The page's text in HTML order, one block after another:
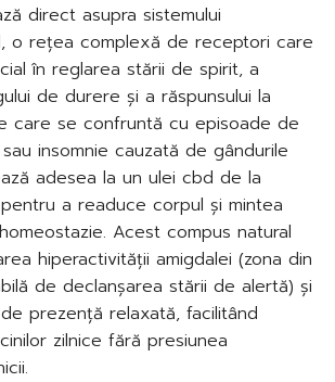
direct asupra sistemului
o rețea complexă de receptori care
în reglarea stării de spirit, a
de durere și a răspunsului la
care se confruntă cu episoade de
insomnie cauzată de gândurile
adesea la un ulei cbd de la
pentru a readuce corpul și mintea
Acest compus natural
hiperactivității amigdalei (zona din
de declanșarea stării de alertă) și
prezență relaxată, facilitând
zilnice fără presiunea